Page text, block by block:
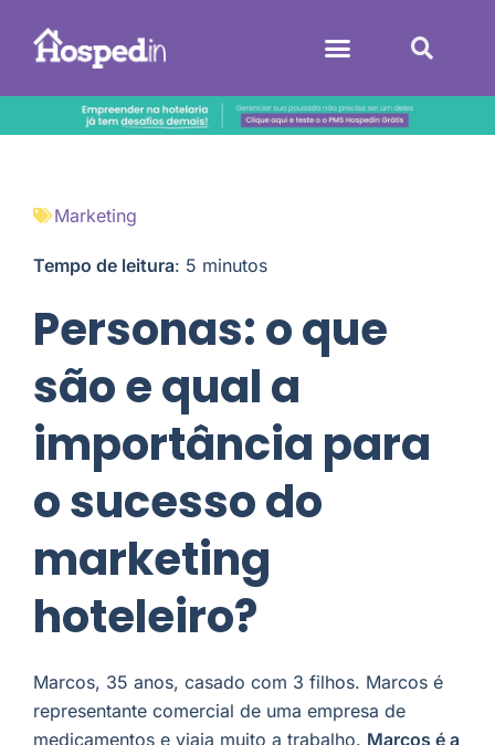
Marketing
Tempo de leitura: 5 minutos
Personas: o que
são e qual a
importância para
o sucesso do
marketing
hoteleiro?
Marcos, 35 anos, casado com 3 filhos. Marcos é
representante comercial de uma empresa de
medicamentos e viaja muito a trabalho. Marcos é a